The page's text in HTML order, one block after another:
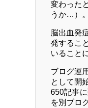
変わった
うか…）。
脳出血発
発するこ
いること
ブログ運
として開
650記事
を別ブロ